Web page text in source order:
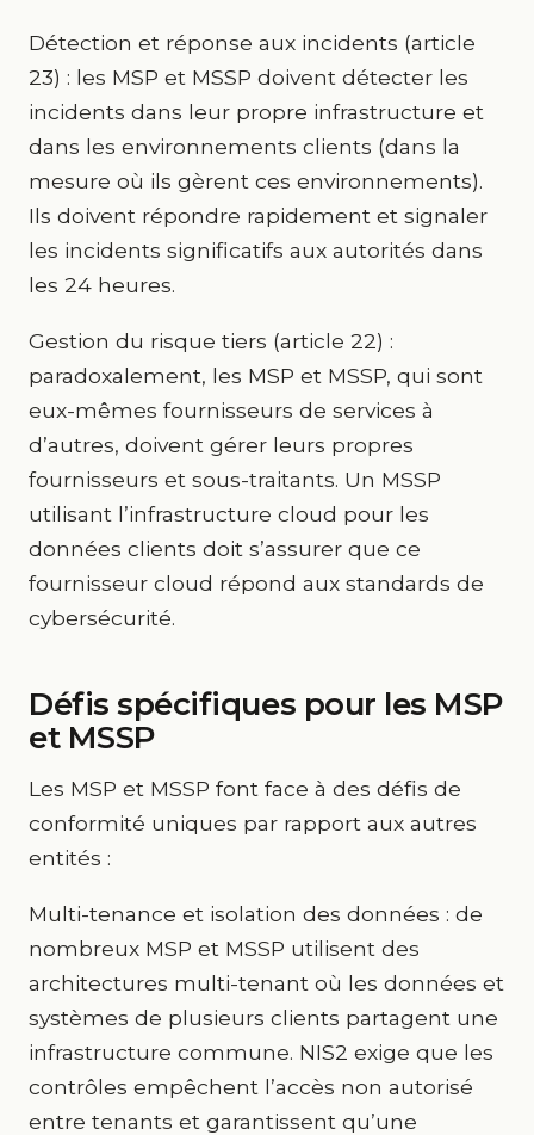
Détection et réponse aux incidents (article
23) : les MSP et MSSP doivent détecter les
incidents dans leur propre infrastructure et
dans les environnements clients (dans la
mesure où ils gèrent ces environnements).
Ils doivent répondre rapidement et signaler
les incidents significatifs aux autorités dans
les 24 heures.
Gestion du risque tiers (article 22) :
paradoxalement, les MSP et MSSP, qui sont
eux-mêmes fournisseurs de services à
d’autres, doivent gérer leurs propres
fournisseurs et sous-traitants. Un MSSP
utilisant l’infrastructure cloud pour les
données clients doit s’assurer que ce
fournisseur cloud répond aux standards de
cybersécurité.
Défis spécifiques pour les MSP
et MSSP
Les MSP et MSSP font face à des défis de
conformité uniques par rapport aux autres
entités :
Multi-tenance et isolation des données : de
nombreux MSP et MSSP utilisent des
architectures multi-tenant où les données et
systèmes de plusieurs clients partagent une
infrastructure commune. NIS2 exige que les
contrôles empêchent l’accès non autorisé
entre tenants et garantissent qu’une